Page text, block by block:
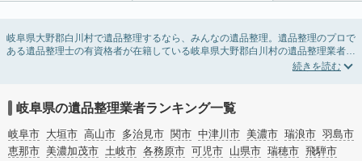
岐阜県大野郡白川村で遺品整理するなら、みんなの遺品整理。遺品整理のプロで
ある遺品整理士の有資格者が在籍している岐阜県大野郡白川村の遺品整理業者が
掲載されています。遺品処分を即日対応してくれる実家の片付け業者や遺品整理
ービスで絞り込み条件を利用し検索してみましょう。
ゴミの処分方法や親の家の遺品整理をはじめる時期などお役立ち情報も豊富なの
で、チェックしてみてください。
岐阜県の遺品整理業者ランキング一覧
岐阜市 大垣市 高山市 多治見市 関市 中津川市 美濃市 瑞浪市 羽島市
恵那市 美濃加茂市 土岐市 各務原市 可児市 山県市 瑞穂市 飛騨市